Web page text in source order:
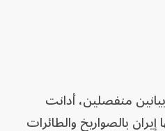
منفصلين، أدانت
بالصواريخ والطائرات